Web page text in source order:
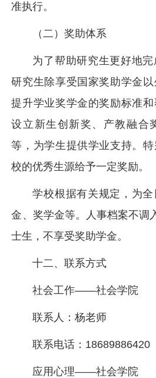
准执行。
（二）奖助体系
为了帮助研究生更好地
研究生除享受国家奖助学金以
提升学业奖学金的奖励标准
设立新生创新奖、产教融合
等，为学生提供学业支持。
校的优秀生源给予一定奖励。
学校根据有关规定，为
金、奖学金等。人事档案不调
士生，不享受奖助学金。
十二、联系方式
社会工作——社会学院
联系人：杨老师
联系电话：18689886420
应用心理——社会学院